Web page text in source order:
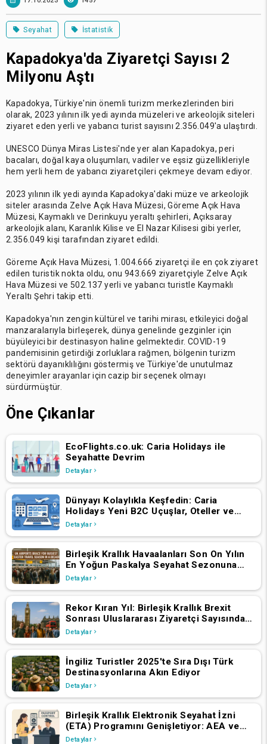
Seyahat İstatistik
Kapadokya'da Ziyaretçi Sayısı 2
Milyonu Aştı
Kapadokya, Türkiye'nin önemli turizm merkezlerinden biri
olarak, 2023 yılının ilk yedi ayında müzeleri ve arkeolojik siteleri
ziyaret eden yerli ve yabancı turist sayısını 2.356.049'a ulaştırdı.
UNESCO Dünya Miras Listesi'nde yer alan Kapadokya, peri
bacaları, doğal kaya oluşumları, vadiler ve eşsiz güzellikleriyle
hem yerli hem de yabancı ziyaretçileri çekmeye devam ediyor.
2023 yılının ilk yedi ayında Kapadokya'daki müze ve arkeolojik
siteler arasında Zelve Açık Hava Müzesi, Göreme Açık Hava
Müzesi, Kaymaklı ve Derinkuyu yeraltı şehirleri, Açıksaray
arkeolojik alanı, Karanlık Kilise ve El Nazar Kilisesi gibi yerler,
2.356.049 kişi tarafından ziyaret edildi.
Göreme Açık Hava Müzesi, 1.004.666 ziyaretçi ile en çok ziyaret
edilen turistik nokta oldu, onu 943.669 ziyaretçiyle Zelve Açık
Hava Müzesi ve 502.137 yerli ve yabancı turistle Kaymaklı
Yeraltı Şehri takip etti.
Kapadokya'nın zengin kültürel ve tarihi mirası, etkileyici doğal
manzaralarıyla birleşerek, dünya genelinde gezginler için
büyüleyici bir destinasyon haline gelmektedir. COVID-19
pandemisinin getirdiği zorluklara rağmen, bölgenin turizm
sektörü dayanıklılığını göstermiş ve Türkiye'de unutulmaz
deneyimler arayanlar için cazip bir seçenek olmayı
sürdürmüştür.
Öne Çıkanlar
EcoFlights.co.uk: Caria Holidays ile
Seyahatte Devrim
Detaylar
Dünyayı Kolaylıkla Keşfedin: Caria
Holidays Yeni B2C Uçuşlar, Oteller ve
Tatil Paketleri Platformunu Başlattı
Detaylar
Birleşik Krallık Havaalanları Son On Yılın
En Yoğun Paskalya Seyahat Sezonuna
Hazırlanıyor
Detaylar
Rekor Kıran Yıl: Birleşik Krallık Brexit
Sonrası Uluslararası Ziyaretçi Sayısında
Artış Yaşadı
Detaylar
İngiliz Turistler 2025'te Sıra Dışı Türk
Destinasyonlarına Akın Ediyor
Detaylar
Birleşik Krallık Elektronik Seyahat İzni
(ETA) Programını Genişletiyor: AEA ve
İsviçre Vatandaşlarının 2 Nisan 2025'ten
Detaylar